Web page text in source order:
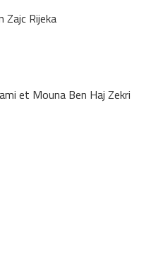
Rijeka
et Mouna Ben Haj Zekri